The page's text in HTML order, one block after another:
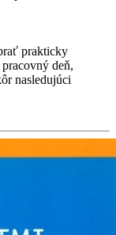
prakticky
deň,
nasledujúci